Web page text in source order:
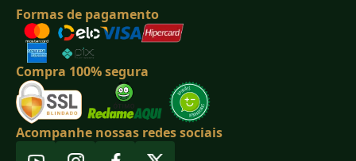
Formas de pagamento
Compra 100% segura
Acompanhe nossas redes sociais